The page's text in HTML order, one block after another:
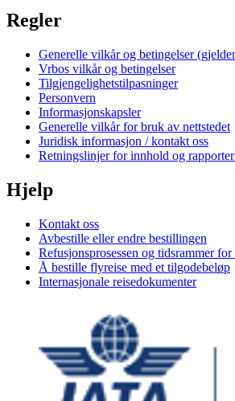
Regler
Generelle vilkår og betingelser
Vrbos vilkår og betingelser
Tilgjengelighetstilpasninger
Personvern
Informasjonskapsler
Generelle vilkår for bruk av nettstedet
Juridisk informasjon / kontakt oss
Retningslinjer for innhold og
Hjelp
Kontakt oss
Avbestille eller endre bestillingen
Refusjonsprosessen og tidsrammer
Å bestille flyreise med et tilgodebeløp
Internasjonale reisedokumenter